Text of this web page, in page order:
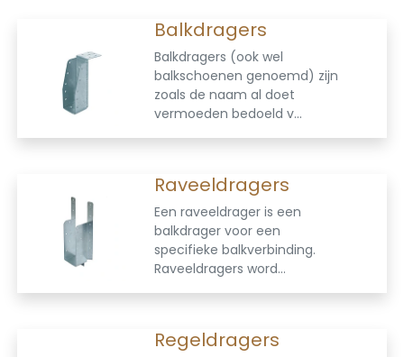
Balkdragers
Balkdragers (ook wel
balkschoenen genoemd) zijn
zoals de naam al doet
vermoeden bedoeld v...
Raveeldragers
Een raveeldrager is een
balkdrager voor een
specifieke balkverbinding.
Raveeldragers word...
Regeldragers